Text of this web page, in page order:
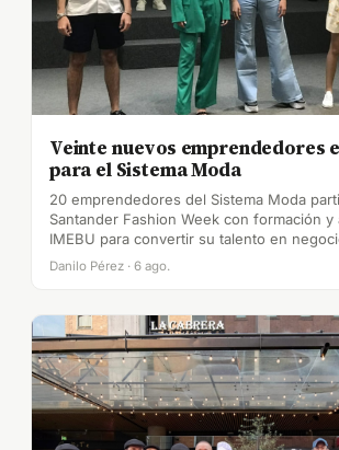
Veinte nuevos emprendedores
para el Sistema Moda
20 emprendedores del Sistema Moda
Santander Fashion Week con formación y
IMEBU para convertir su talento en
Danilo Pérez · 6 ago.